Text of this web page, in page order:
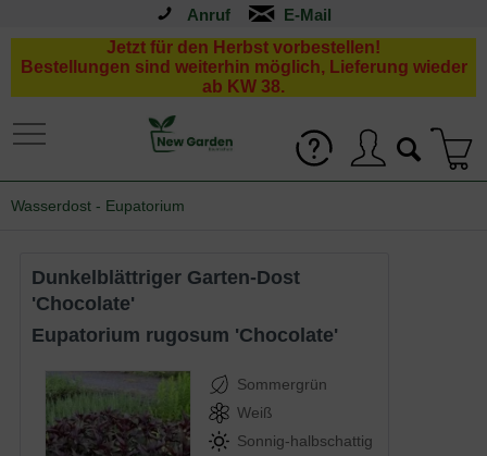
Anruf
Jetzt für den Herbst vorbestellen!
Bestellungen sind weiterhin möglich, Lieferung wieder
ab KW 38.
Wasserdost - Eupatorium
Dunkelblättriger Garten-Dost
'Chocolate'
Eupatorium rugosum 'Chocolate'
Sommergrün
Weiß
Sonnig-halbschattig